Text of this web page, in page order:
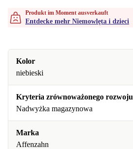
Produkt im Moment ausverkauft
Entdecke mehr Niemowlęta i dzieci
Kolor
niebieski
Kryteria zrównoważonego rozwoju
Nadwyżka magazynowa
Marka
Affenzahn